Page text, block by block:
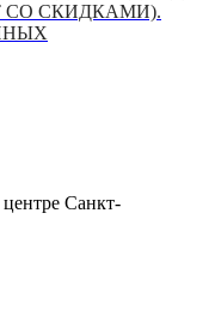
СО СКИДКАМИ).
Санкт-